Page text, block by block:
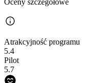
Oceny szczegółowe
Atrakcyjność programu
5.4
Pilot
5.7